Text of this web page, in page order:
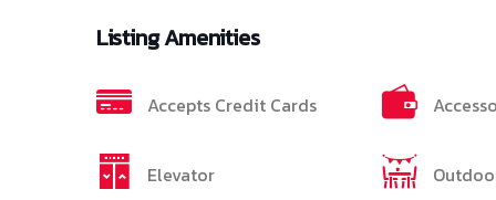
Listing Amenities
Accepts Credit Cards
Elevator